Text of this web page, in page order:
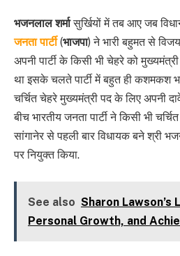
भजनलाल शर्मासुर्खियों में तब आए जब
जनता पार्टी(भाजपा) ने भारी बहुमत से
अपनी पार्टी के किसी भी चेहरे को
था इसके चलते पार्टी में बहुत ही कशमकश
चर्चित चेहरे मुख्यमंत्री पद के लिए अपनी
बीच भारतीय जनता पार्टी ने किसी भी
सांगानेर से पहली बार विधायक बने श्री
पर नियुक्त किया.
See also Sharon
Personal Growth, and